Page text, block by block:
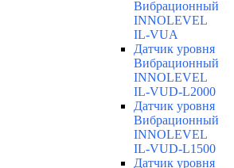
Вибрационный
INNOLEVEL
IL-VUA
Датчик уровня
Вибрационный
INNOLEVEL
IL-VUD-L2000
Датчик уровня
Вибрационный
INNOLEVEL
IL-VUD-L1500
Датчик уровня